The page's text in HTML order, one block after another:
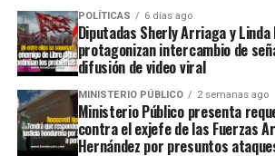
POLÍTICAS 6 días ago
Diputadas Sherly Arriaga y Linda
protagonizan intercambio de
difusión de video viral
MINISTERIO PÚBLICO 2 semanas ago
Ministerio Público presenta
contra el exjefe de las Fuerzas
Hernández por presuntos